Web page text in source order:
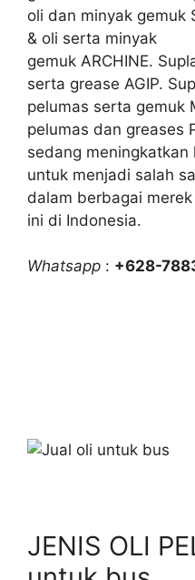
oli dan minyak gemuk
& oli serta minyak
gemuk ARCHINE.
serta grease AGIP.
pelumas serta gemuk
pelumas dan greases
sedang
untuk menjadi salah
dalam berbagai
ini di Indonesia.
Whatsapp : +628-
JENIS OLI